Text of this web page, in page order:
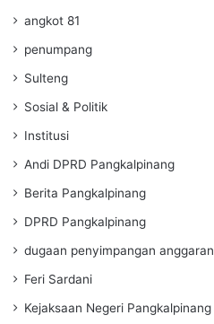
angkot 81
penumpang
Sulteng
Sosial & Politik
Institusi
Andi DPRD Pangkalpinang
Berita Pangkalpinang
DPRD Pangkalpinang
dugaan penyimpangan anggaran
Feri Sardani
Kejaksaan Negeri Pangkalpinang